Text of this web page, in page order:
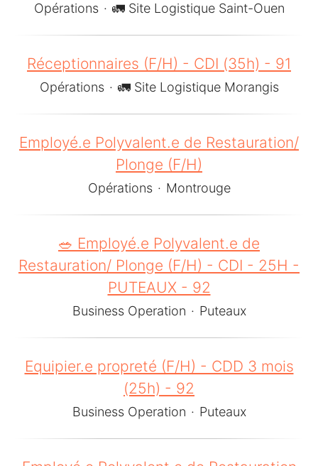
Opérations · 🚛 Site Logistique Saint-Ouen
Réceptionnaires (F/H) - CDI (35h) - 91
Opérations · 🚛 Site Logistique Morangis
Employé.e Polyvalent.e de Restauration/
Plonge (F/H)
Opérations · Montrouge
🥗 Employé.e Polyvalent.e de
Restauration/ Plonge (F/H) - CDI - 25H -
PUTEAUX - 92
Business Operation · Puteaux
Equipier.e propreté (F/H) - CDD 3 mois
(25h) - 92
Business Operation · Puteaux